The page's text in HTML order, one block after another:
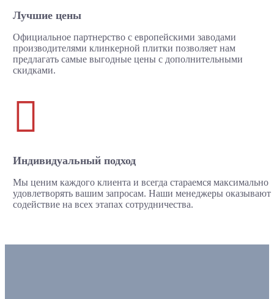
Лучшие цены
Официальное партнерство с европейскими заводами
производителями клинкерной плитки позволяет нам
предлагать самые выгодные цены с дополнительными
скидками.

Индивидуальный подход
Мы ценим каждого клиента и всегда стараемся максимально
удовлетворять вашим запросам. Наши менеджеры оказывают
содействие на всех этапах сотрудничества.